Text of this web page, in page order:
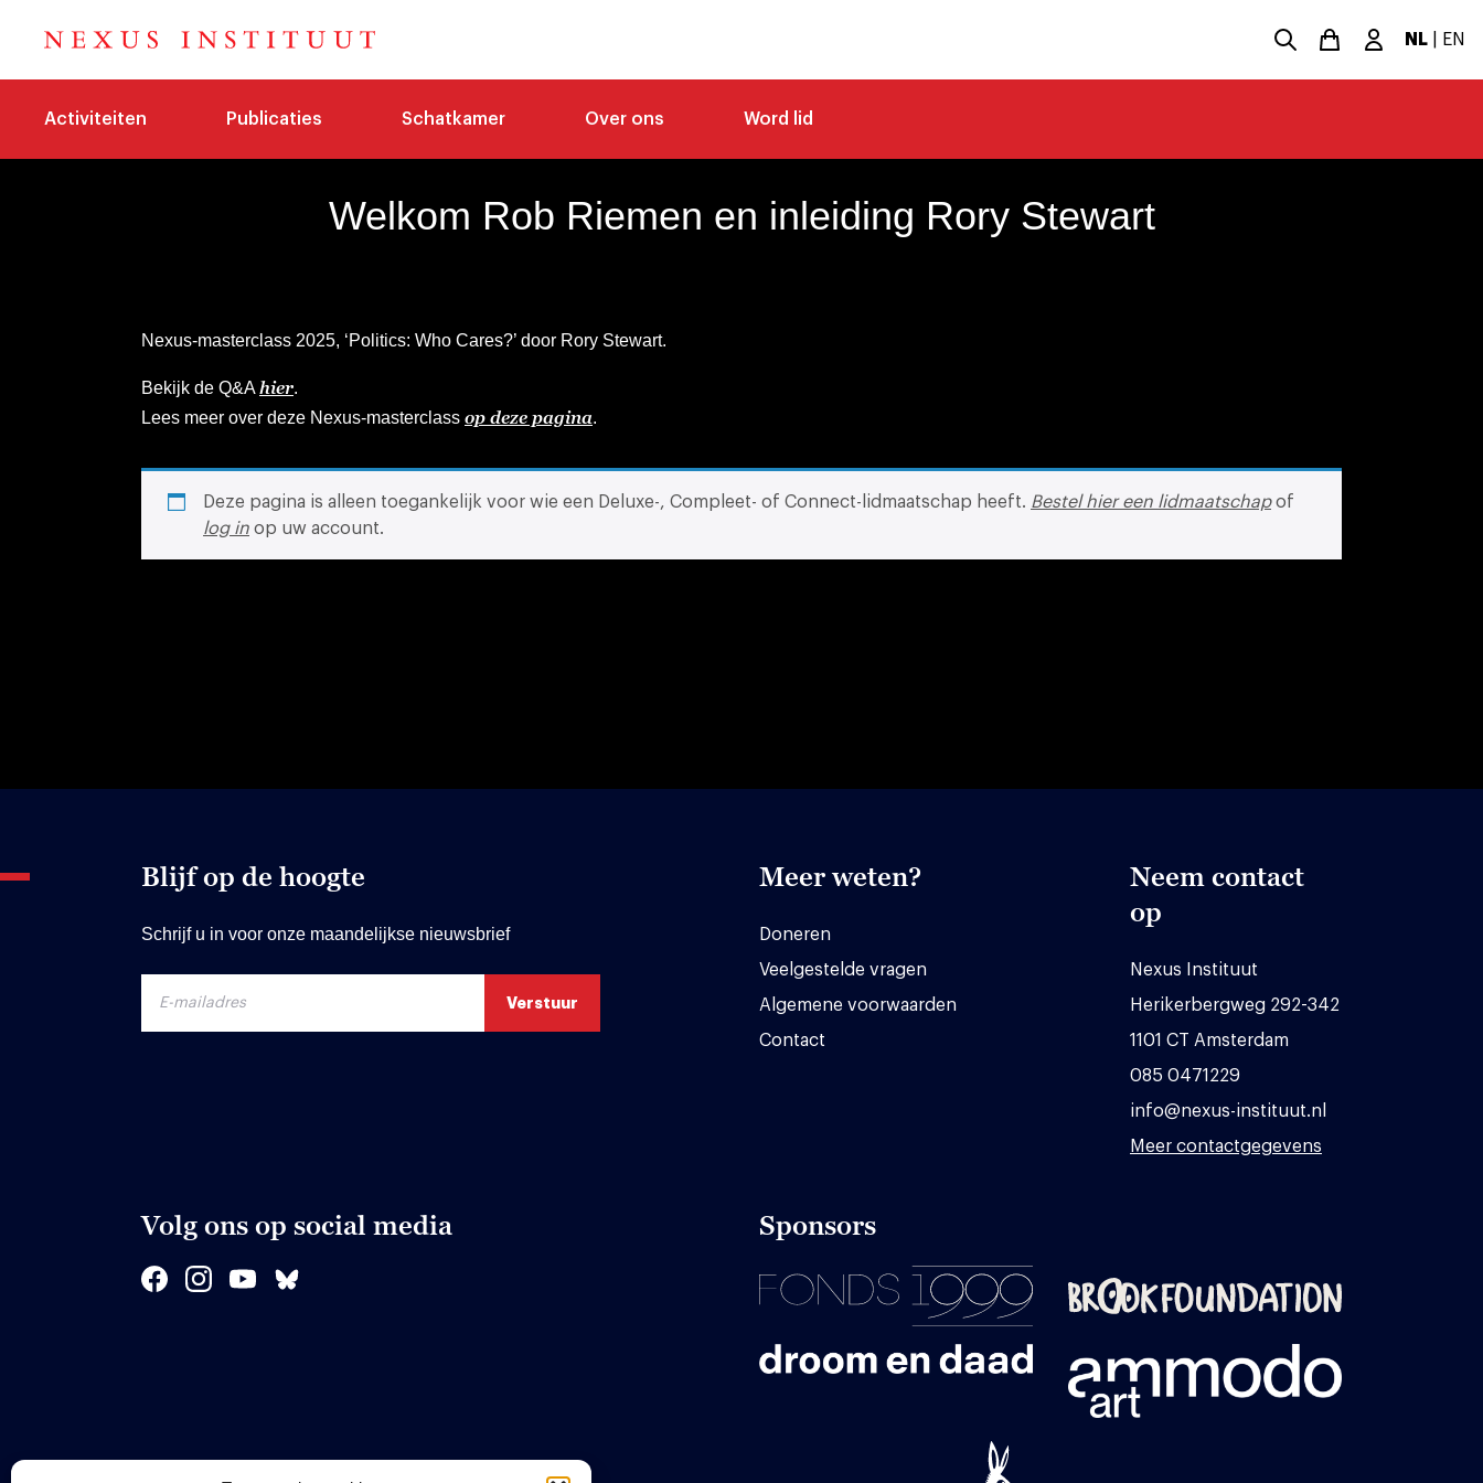
NL EN
Activiteiten Publicaties Schatkamer Over ons Word lid
Welkom Rob Riemen en inleiding Rory Stewart
Nexus-masterclass 2025, ‘Politics: Who Cares?’ door Rory Stewart.
Bekijk de Q&A hier.
Lees meer over deze Nexus-masterclass op deze pagina.
Deze pagina is alleen toegankelijk voor wie een Deluxe-, Compleet- of Connect-lidmaatschap heeft. Bestel hier een lidmaatschapof
log in op uw account.
Blijf op de hoogte
Schrijf u in voor onze maandelijkse nieuwsbrief
Meer weten?
Doneren
Veelgestelde vragen
Algemene voorwaarden
Contact
Neem contact
op
Nexus Instituut
Herikerbergweg 292-342
1101 CT Amsterdam
085 0471229
info@nexus-instituut.nl
Meer contactgegevens
Volg ons op social media Sponsors